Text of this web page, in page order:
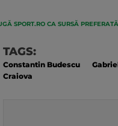
SPORT.RO CA SURSĂ PREFERATĂ
TAGS:
Constantin Budescu
Craiova